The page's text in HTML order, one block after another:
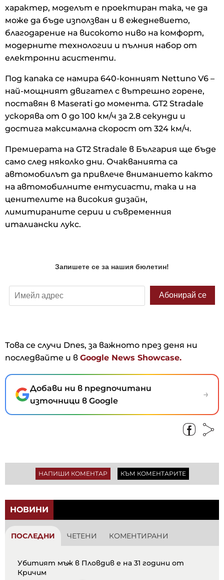
характер, моделът е проектиран така, че да
може да бъде използван и в ежедневието,
благодарение на високото ниво на комфорт,
модерните технологии и пълния набор от
електронни асистенти.
Под капака се намира 640-конният Nettuno V6 –
най-мощният двигател с вътрешно горене,
поставян в Maserati до момента. GT2 Stradale
ускорява от 0 до 100 км/ч за 2.8 секунди и
достига максимална скорост от 324 км/ч.
Премиерата на GT2 Stradale в България ще бъде
само след няколко дни. Очакванията са
автомобилът да привлече вниманието както
на автомобилните ентусиасти, така и на
ценителите на високия дизайн,
лимитираните серии и съвременния
италиански лукс.
Това се случи Dnes, за важното през деня ни
последвайте и в Google News Showcase.
Добави ни в предпочитани
източници в Google
→
НАПИШИ КОМЕНТАР КЪМ КОМЕНТАРИТЕ
НОВИНИ
ПОСЛЕДНИ ЧЕТЕНИ КОМЕНТИРАНИ
Убитият мъж в Пловдив е на 31 години от
Кричим